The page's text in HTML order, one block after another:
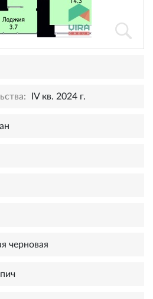
IV кв. 2024 г.
черновая